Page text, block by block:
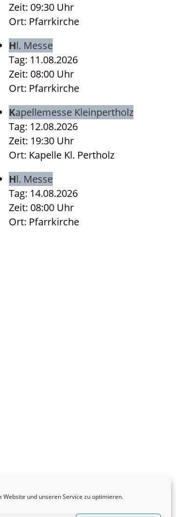
Website und unseren Service zu optimieren.
Zeit: 09:30 Uhr
Ort: Pfarrkirche
Hl. Messe
Tag: 11.08.2026
Zeit: 08:00 Uhr
Ort: Pfarrkirche
Kapellemesse Kleinpertholz
Tag: 12.08.2026
Zeit: 19:30 Uhr
Ort: Kapelle Kl. Pertholz
Hl. Messe
Tag: 14.08.2026
Zeit: 08:00 Uhr
Ort: Pfarrkirche